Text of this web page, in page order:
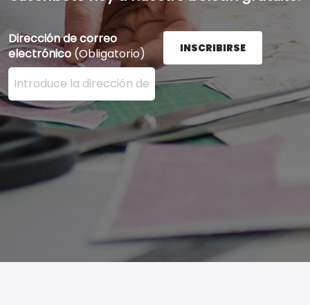
Dirección de correo
electrónico (Obligatorio)
Ingrese su dirección de correo electrónico aquí y
INSCRIBIRSE